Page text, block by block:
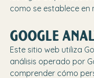
como se establece en
GOOGLE
Este sitio web utiliza
análisis operado por
comprender cómo